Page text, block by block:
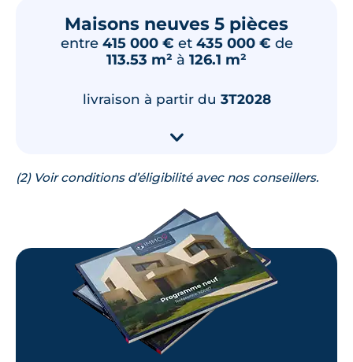
Maisons neuves 5 pièces
entre 415 000 € et 435 000 € de
113.53 m² à 126.1 m²
livraison à partir du 3T2028
▾
(2) Voir conditions d’éligibilité avec nos conseillers.